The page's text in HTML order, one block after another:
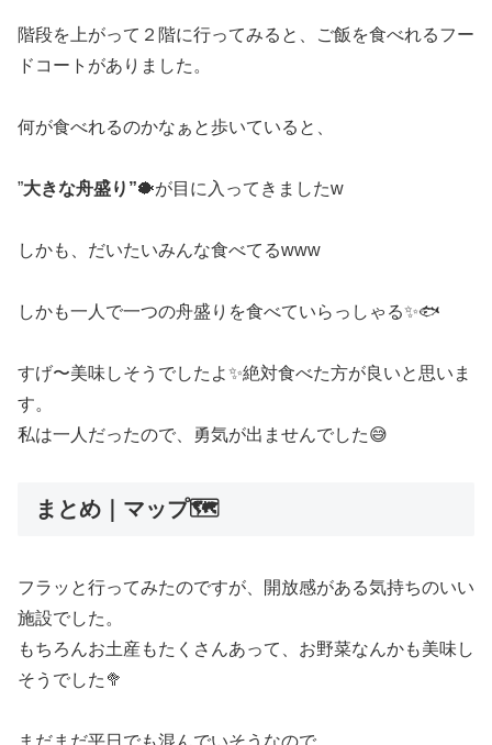
階段を上がって２階に行ってみると、ご飯を食べれるフー
ドコートがありました。
何が食べれるのかなぁと歩いていると、
”大きな舟盛り”🐡が目に入ってきましたw
しかも、だいたいみんな食べてるwww
しかも一人で一つの舟盛りを食べていらっしゃる✨🐟
すげ〜美味しそうでしたよ✨絶対食べた方が良いと思いま
す。
私は一人だったので、勇気が出ませんでした😅
まとめ｜マップ🗺️
フラッと行ってみたのですが、開放感がある気持ちのいい
施設でした。
もちろんお土産もたくさんあって、お野菜なんかも美味し
そうでした🥦
まだまだ平日でも混んでいそうなので、